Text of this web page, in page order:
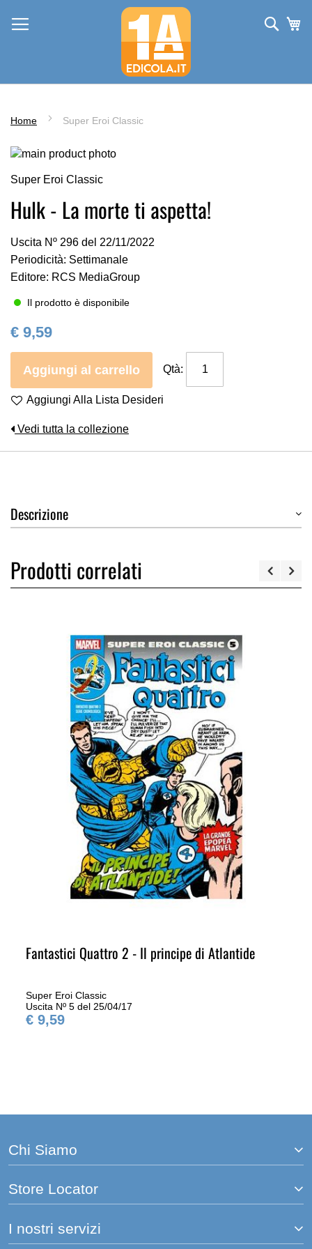
al
Home Super Eroi Classic
Vai
fine
della
galleria
immagini
all'inizio
della
galleria
immagini
Super Eroi Classic
Hulk - La morte ti aspetta!
Uscita Nº 296 del 22/11/2022
Periodicità: Settimanale
Editore: RCS MediaGroup
Il prodotto è disponibile
€ 9,59
Aggiungi al carrello Qtà:
Aggiungi Alla Lista Desideri
Vedi tutta la collezione
Descrizione
Prodotti correlati
Fantastici Quattro 2 - Il principe di Atlantide
Super Eroi Classic
Uscita Nº 5 del 25/04/17
€ 9,59
Chi Siamo
Store Locator
I nostri servizi